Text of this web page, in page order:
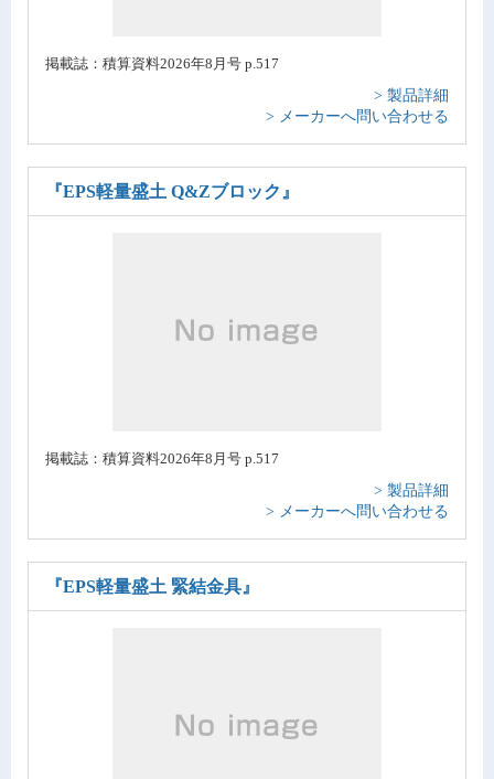
掲載誌：積算資料2026年8月号 p.517
> 製品詳細
> メーカーへ問い合わせる
『EPS軽量盛土 Q&Zブロック』
掲載誌：積算資料2026年8月号 p.517
> 製品詳細
> メーカーへ問い合わせる
『EPS軽量盛土 緊結金具』